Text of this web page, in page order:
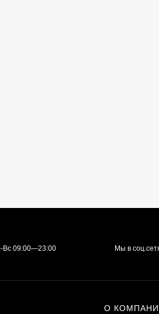
Вс 09:00—23:00 Мы в
О